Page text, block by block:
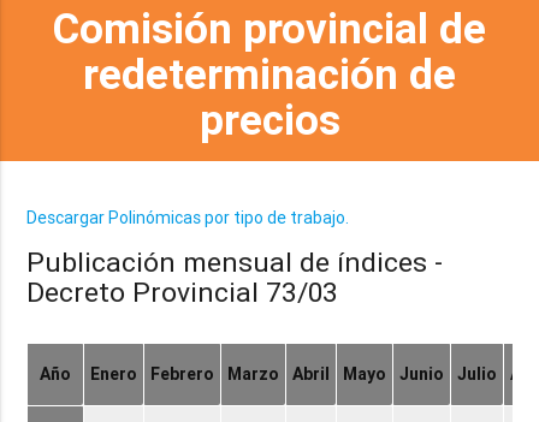
Comisión provincial de
redeterminación de
precios
Descargar Polinómicas por tipo de trabajo.
Publicación mensual de índices -
Decreto Provincial 73/03
Año Enero Febrero Marzo Abril Mayo Junio Julio